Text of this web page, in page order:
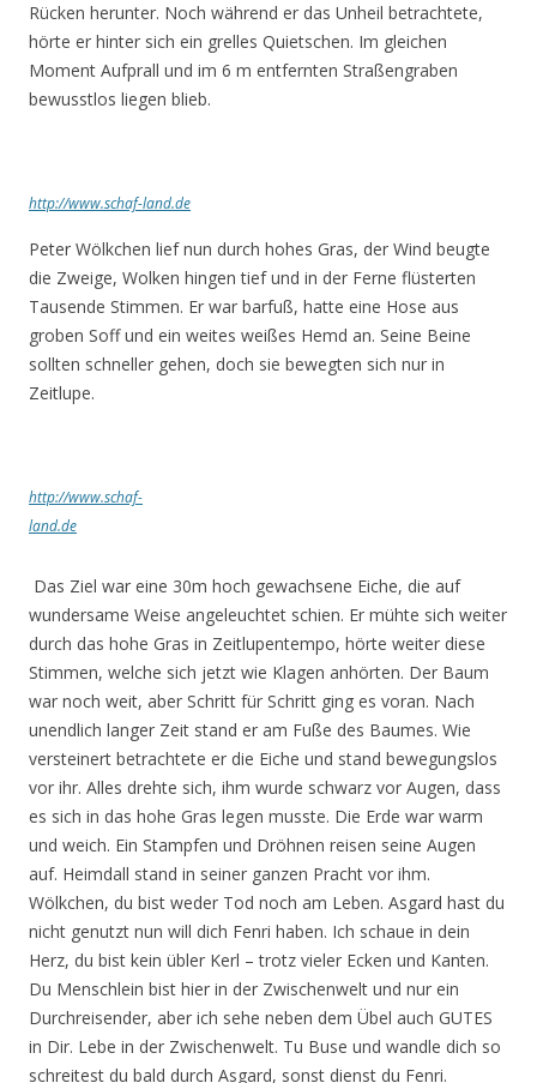
Rücken herunter. Noch während er das Unheil betrachtete,
hörte er hinter sich ein grelles Quietschen. Im gleichen
Moment Aufprall und im 6 m entfernten Straßengraben
bewusstlos liegen blieb.
http://www.schaf-land.de
Peter Wölkchen lief nun durch hohes Gras, der Wind beugte
die Zweige, Wolken hingen tief und in der Ferne flüsterten
Tausende Stimmen. Er war barfuß, hatte eine Hose aus
groben Soff und ein weites weißes Hemd an. Seine Beine
sollten schneller gehen, doch sie bewegten sich nur in
Zeitlupe.
http://www.schaf-
land.de
Das Ziel war eine 30m hoch gewachsene Eiche, die auf
wundersame Weise angeleuchtet schien. Er mühte sich weiter
durch das hohe Gras in Zeitlupentempo, hörte weiter diese
Stimmen, welche sich jetzt wie Klagen anhörten. Der Baum
war noch weit, aber Schritt für Schritt ging es voran. Nach
unendlich langer Zeit stand er am Fuße des Baumes. Wie
versteinert betrachtete er die Eiche und stand bewegungslos
vor ihr. Alles drehte sich, ihm wurde schwarz vor Augen, dass
es sich in das hohe Gras legen musste. Die Erde war warm
und weich. Ein Stampfen und Dröhnen reisen seine Augen
auf. Heimdall stand in seiner ganzen Pracht vor ihm.
Wölkchen, du bist weder Tod noch am Leben. Asgard hast du
nicht genutzt nun will dich Fenri haben. Ich schaue in dein
Herz, du bist kein übler Kerl – trotz vieler Ecken und Kanten.
Du Menschlein bist hier in der Zwischenwelt und nur ein
Durchreisender, aber ich sehe neben dem Übel auch GUTES
in Dir. Lebe in der Zwischenwelt. Tu Buse und wandle dich so
schreitest du bald durch Asgard, sonst dienst du Fenri.